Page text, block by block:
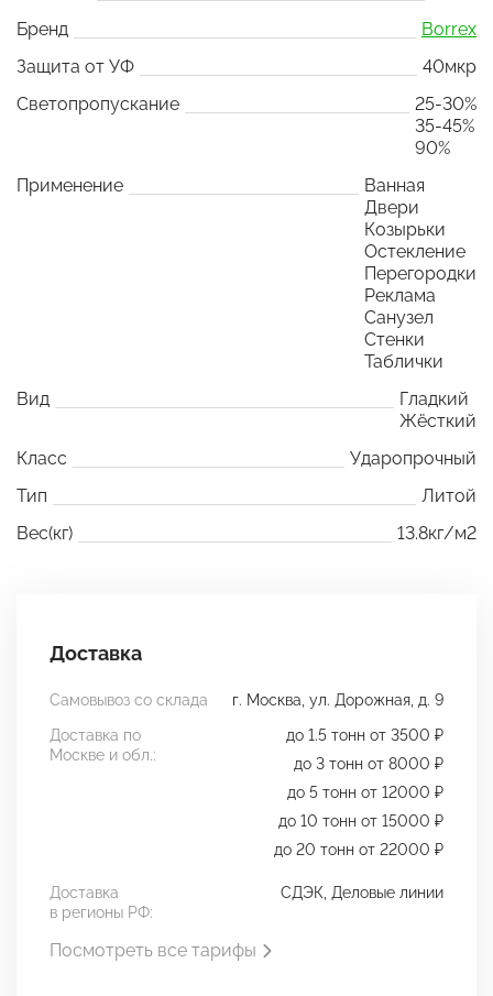
Бренд
Borrex
Защита от УФ
40мкр
Светопропускание
25-30%
35-45%
90%
Применение
Ванная
Двери
Козырьки
Остекление
Перегородки
Реклама
Санузел
Стенки
Таблички
Вид
Гладкий
Жёсткий
Класс
Ударопрочный
Тип
Литой
Вес(кг)
13.8кг/м2
Доставка
Самовывоз со склада
г. Москва, ул. Дорожная, д. 9
Доставка по
Москве и обл.:
до 1.5 тонн от 3500 ₽
до 3 тонн от 8000 ₽
до 5 тонн от 12000 ₽
до 10 тонн от 15000 ₽
до 20 тонн от 22000 ₽
Доставка
в регионы РФ:
СДЭК, Деловые линии
Посмотреть все тарифы